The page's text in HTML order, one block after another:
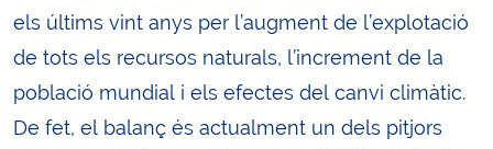
els últims vint anys per l’augment de l’explotació
de tots els recursos naturals, l’increment de la
població mundial i els efectes del canvi climàtic.
De fet, el balanç és actualment un dels pitjors